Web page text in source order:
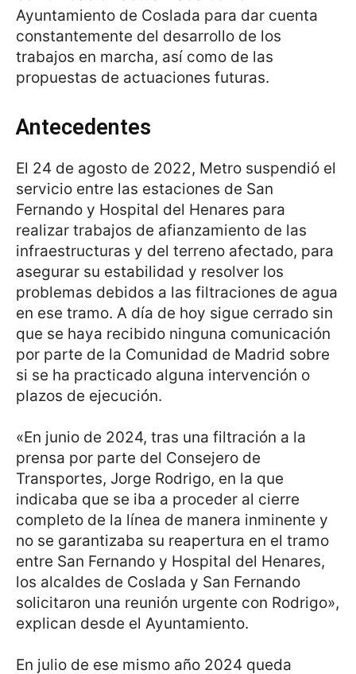
Ayuntamiento de Coslada para dar cuenta
constantemente del desarrollo de los
trabajos en marcha, así como de las
propuestas de actuaciones futuras.
Antecedentes
El 24 de agosto de 2022, Metro suspendió el
servicio entre las estaciones de San
Fernando y Hospital del Henares para
realizar trabajos de afianzamiento de las
infraestructuras y del terreno afectado, para
asegurar su estabilidad y resolver los
problemas debidos a las filtraciones de agua
en ese tramo. A día de hoy sigue cerrado sin
que se haya recibido ninguna comunicación
por parte de la Comunidad de Madrid sobre
si se ha practicado alguna intervención o
plazos de ejecución.
«En junio de 2024, tras una filtración a la
prensa por parte del Consejero de
Transportes, Jorge Rodrigo, en la que
indicaba que se iba a proceder al cierre
completo de la línea de manera inminente y
no se garantizaba su reapertura en el tramo
entre San Fernando y Hospital del Henares,
los alcaldes de Coslada y San Fernando
solicitaron una reunión urgente con Rodrigo»,
explican desde el Ayuntamiento.
En julio de ese mismo año 2024 queda